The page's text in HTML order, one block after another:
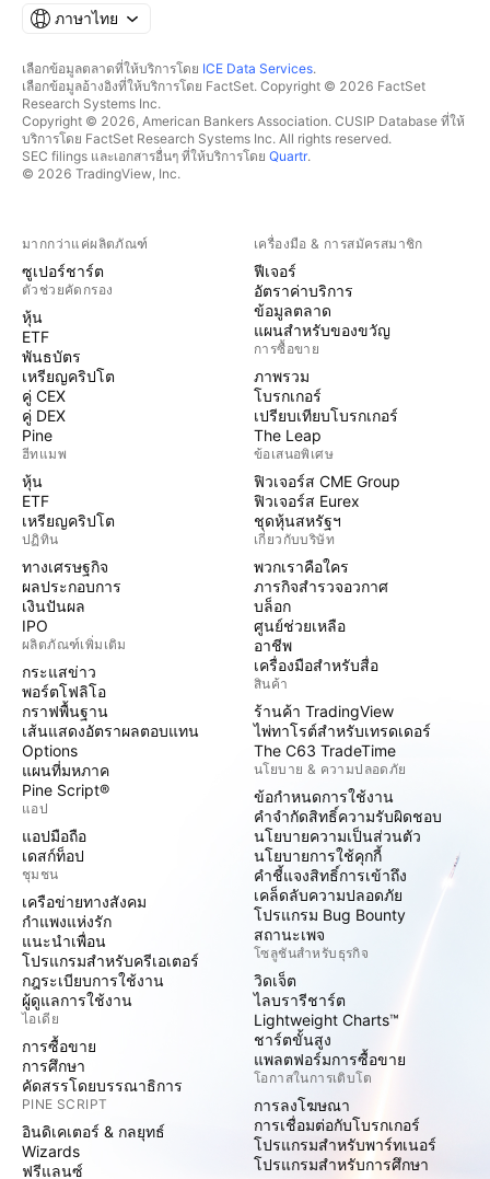
ภาษาไทย
เลือกข้อมูลตลาดที่ให้บริการโดย ICE Data Services.
เลือกข้อมูลอ้างอิงที่ให้บริการโดย FactSet. Copyright © 2026 FactSet
Research Systems Inc.
Copyright © 2026, American Bankers Association. CUSIP Database ที่ให้
บริการโดย FactSet Research Systems Inc. All rights reserved.
SEC filings และเอกสารอื่นๆ ที่ให้บริการโดย Quartr.
© 2026 TradingView, Inc.
มากกว่าแค่ผลิตภัณฑ์
ซูเปอร์ชาร์ต
ตัวช่วยคัดกรอง
หุ้น
ETF
พันธบัตร
เหรียญคริปโต
คู่ CEX
คู่ DEX
Pine
ฮีทแมพ
หุ้น
ETF
เหรียญคริปโต
ปฏิทิน
ทางเศรษฐกิจ
ผลประกอบการ
เงินปันผล
IPO
ผลิตภัณฑ์เพิ่มเติม
กระแสข่าว
พอร์ตโฟลิโอ
กราฟพื้นฐาน
เส้นแสดงอัตราผลตอบแทน
Options
แผนที่มหภาค
Pine Script®
แอป
แอปมือถือ
เดสก์ท็อป
ชุมชน
เครือข่ายทางสังคม
กำแพงแห่งรัก
แนะนำเพื่อน
โปรแกรมสำหรับครีเอเตอร์
กฎระเบียบการใช้งาน
ผู้ดูแลการใช้งาน
ไอเดีย
การซื้อขาย
การศึกษา
คัดสรรโดยบรรณาธิการ
PINE SCRIPT
อินดิเคเตอร์ & กลยุทธ์
Wizards
ฟรีแลนซ์
เครื่องมือ & การสมัครสมาชิก
ฟีเจอร์
อัตราค่าบริการ
ข้อมูลตลาด
แผนสำหรับของขวัญ
การซื้อขาย
ภาพรวม
โบรกเกอร์
เปรียบเทียบโบรกเกอร์
The Leap
ข้อเสนอพิเศษ
ฟิวเจอร์ส CME Group
ฟิวเจอร์ส Eurex
ชุดหุ้นสหรัฐฯ
เกี่ยวกับบริษัท
พวกเราคือใคร
ภารกิจสำรวจอวกาศ
บล็อก
ศูนย์ช่วยเหลือ
อาชีพ
เครื่องมือสำหรับสื่อ
สินค้า
ร้านค้า TradingView
ไพ่ทาโรต์สำหรับเทรดเดอร์
The C63 TradeTime
นโยบาย & ความปลอดภัย
ข้อกำหนดการใช้งาน
คำจำกัดสิทธิ์ความรับผิดชอบ
นโยบายความเป็นส่วนตัว
นโยบายการใช้คุกกี้
คำชี้แจงสิทธิ์การเข้าถึง
เคล็ดลับความปลอดภัย
โปรแกรม Bug Bounty
สถานะเพจ
โซลูชันสำหรับธุรกิจ
วิดเจ็ต
ไลบรารีชาร์ต
Lightweight Charts™
ชาร์ตขั้นสูง
แพลตฟอร์มการซื้อขาย
โอกาสในการเติบโต
การลงโฆษณา
การเชื่อมต่อกับโบรกเกอร์
โปรแกรมสำหรับพาร์ทเนอร์
โปรแกรมสำหรับการศึกษา